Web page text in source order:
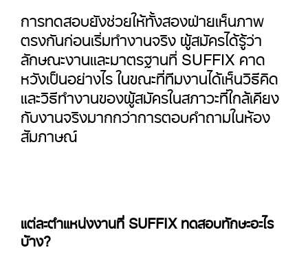
การทดสอบยังช่วยให้ทั้งสองฝ่ายเห็นภาพ
ตรงกันก่อนเริ่มทำงานจริง ผู้สมัครได้รู้ว่า
ลักษณะงานและมาตรฐานที่ SUFFIX คาด
หวังเป็นอย่างไร ในขณะที่ทีมงานได้เห็นวิธีคิด
และวิธีทำงานของผู้สมัครในสภาวะที่ใกล้เคียง
กับงานจริงมากกว่าการตอบคำถามในห้อง
สัมภาษณ์
แต่ละตำแหน่งงานที่ SUFFIX ทดสอบทักษะอะไร
บ้าง?